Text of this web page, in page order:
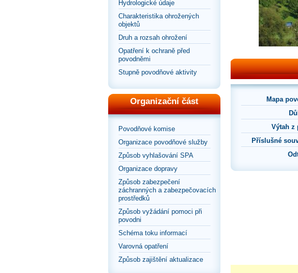
Hydrologické údaje
Charakteristika ohrožených
objektů
Druh a rozsah ohrožení
Opatření k ochraně před
povodněmi
Stupně povodňové aktivity
Organizační část
Povodňové komise
Organizace povodňové služby
Způsob vyhlašování SPA
Organizace dopravy
Způsob zabezpečení
záchranných a zabezpečovacích
prostředků
Způsob vyžádání pomoci při
povodni
Schéma toku informací
Varovná opatření
Způsob zajištění aktualizace
Mapa
Výtah z
Příslušné